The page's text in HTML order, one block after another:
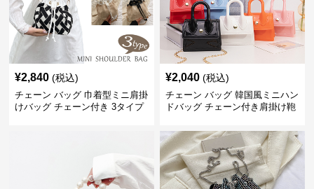
¥2,840 (税込)
チェーン バッグ 巾着型ミニ肩掛
けバッグ チェーン付き 3タイプ
¥2,040 (税込)
チェーン バッグ 韓国風ミニハン
ドバッグ チェーン付き肩掛け鞄